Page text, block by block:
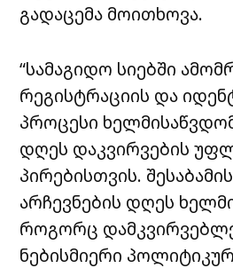
გადაცემა მოითხოვა.
“სამაგიდო სიებში
რეგისტრაციის და
პროცესი
დღეს დაკვირვების
პირებისთვის.
არჩევნების დღეს
როგორც
ნებისმიერი